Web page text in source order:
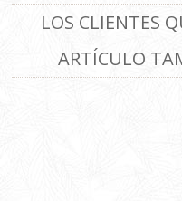
LOS CLIENTES
ARTÍCULO